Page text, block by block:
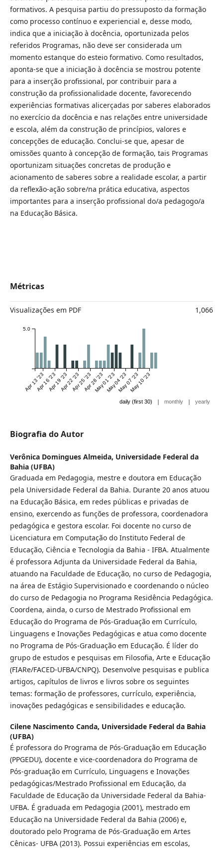
formativos. A pesquisa partiu do pressuposto da formação
como processo contínuo e experiencial e, desse modo,
indica que a iniciação à docência, oportunizada pelos
referidos Programas, não deve ser considerada um
momento estanque do esteio formativo. Como resultados,
aponta-se que a iniciação à docência se mostrou potente
para a inserção profissional, por contribuir para a
construção da profissionalidade docente, favorecendo
experiências formativas alicerçadas por saberes elaborados
no exercício da docência e nas relações entre universidade
e escola, além da construção de princípios, valores e
concepções de educação. Conclui-se que, apesar de
omissões quanto à concepção de formação, tais Programas
oportunizam situações concretas de produção e
acionamento de saberes sobre a realidade escolar, a partir
da reflexão-ação sobre/na prática educativa, aspectos
importantes para a inserção profissional do/a pedagogo/a
na Educação Básica.
Métricas
Visualizações em PDF 1,066
Apr 13 '23Apr 16 '23Apr 19 '23Apr 22 '23Apr 25 '23Apr 28 '23May 01 '23May 04 '23May 07 '23May 10 '23
5.0
daily (first 30) | monthly | yearly
Biografia do Autor
Verônica Domingues Almeida, Universidade Federal da
Bahia (UFBA)
Graduada em Pedagogia, mestre e doutora em Educação
pela Universidade Federal da Bahia. Durante 20 anos atuou
na Educação Básica, em redes públicas e privadas de
ensino, exercendo as funções de professora, coordenadora
pedagógica e gestora escolar. Foi docente no curso de
Licenciatura em Computação do Instituto Federal de
Educação, Ciência e Tecnologia da Bahia - IFBA. Atualmente
é professora Adjunta da Universidade Federal da Bahia,
atuando na Faculdade de Educação, no curso de Pedagogia,
na área de Estágio Supervisionado e coordenando o núcleo
do curso de Pedagogia no Programa Residência Pedagógica.
Coordena, ainda, o curso de Mestrado Profissional em
Educação do Programa de Pós-Graduação em Currículo,
Linguagens e Inovações Pedagógicas e atua como docente
no Programa de Pós-Graduação em Educação. É líder do
grupo de estudos e pesquisas em Filosofia, Arte e Educação
(FIARe/FACED-UFBA/CNPQ). Desenvolve pesquisas e publica
artigos, capítulos de livros e livros sobre os seguintes
temas: formação de professores, currículo, experiência,
inovações pedagógicas e sensibilidades e educação.
Cilene Nascimento Canda, Universidade Federal da Bahia
(UFBA)
É professora do Programa de Pós-Graduação em Educação
(PPGEDU), docente e vice-coordenadora do Programa de
Pós-graduação em Currículo, Linguagens e Inovações
pedagógicas/Mestrado Profissional em Educação, da
Faculdade de Educação da Universidade Federal da Bahia-
UFBA. É graduada em Pedagogia (2001), mestrado em
Educação na Universidade Federal da Bahia (2006) e,
doutorado pelo Programa de Pós-Graduação em Artes
Cênicas- UFBA (2013). Possui experiências em escolas,